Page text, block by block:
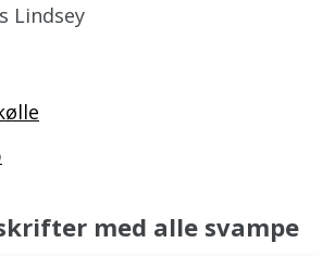
Lindsey
med alle svampe